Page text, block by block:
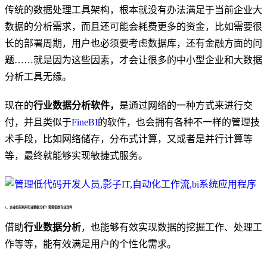
传统的数据处理工具架构，根本就没有办法满足于当前企业大
数据的分析需求，而且还可能会耗费更多的资金，比如需要很
长的部署周期，用户也必须要考虑数据库，还有金融方面的问
题……就是因为这些因素，才会让很多的中小型企业和大数据
分析工具无缘。
现在的行业数据分析软件， 是通过网络的一种方式来进行交
付，并且类似于FineBI的软件，也会拥有各种不一样的管理技
术手段，比如网络储存，分布式计算，又或者是并行计算等
等，最终就能够实现敏捷式服务。
3、企业如何利用行业数据分析？需要借助专业软件
借助行业数据分析，也能够有效实现数据的挖掘工作、处理工
作等等，能有效满足用户的个性化需求。